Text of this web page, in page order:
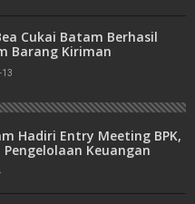
Cukai Batam Berhasil
Barang Kiriman
Hadiri Entry Meeting BPK,
Keuangan